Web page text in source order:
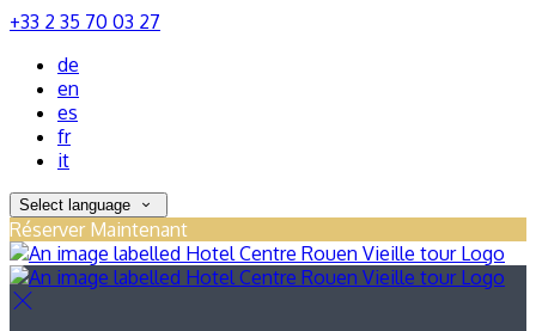
+33 2 35 70 03 27
de
en
es
fr
it
Select language
Réserver Maintenant